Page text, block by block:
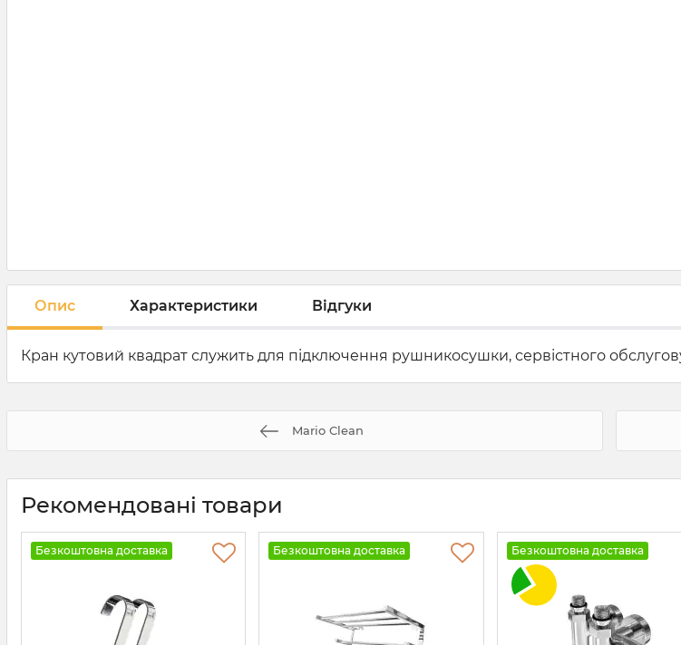
Опис Характеристики Відгуки
Кран кутовий квадрат служить для підключення рушникосушки, сервістного
Mario Clean
Рекомендовані товари
Безкоштовна доставка Безкоштовна доставка Безкоштовна доставка